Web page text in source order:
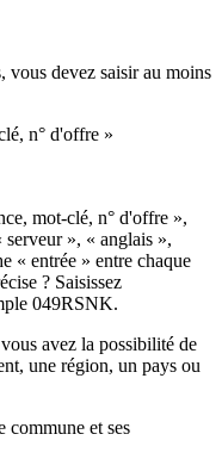
vous devez saisir au moins
n° d'offre »
mot-clé, n° d'offre »,
», « anglais »,
« entrée » entre chaque
? Saisissez
049RSNK.
avez la possibilité de
une région, un pays ou
commune et ses